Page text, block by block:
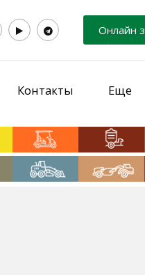
Онлайн
Контакты Еще